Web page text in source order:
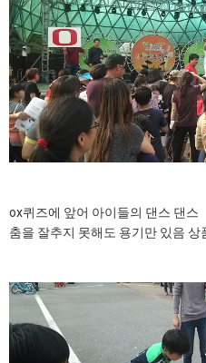
ox퀴즈에 앞어 아이들의 댄스 댄스
춤을 잘추지 못해도 용기만 있음